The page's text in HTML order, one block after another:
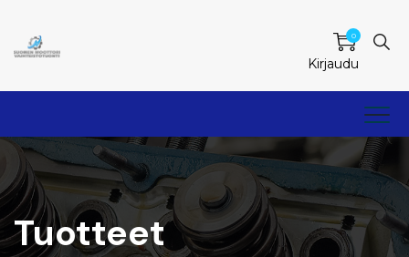
0
Kirjaudu
Tuotteet